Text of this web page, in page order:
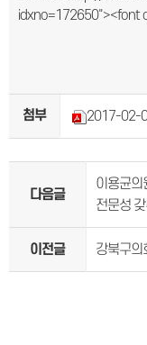
첨부 2017-02-
다음글
이용균의
전문성
이전글 강북구의